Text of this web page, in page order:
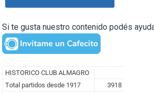
Si te gusta nuestro contenido podés